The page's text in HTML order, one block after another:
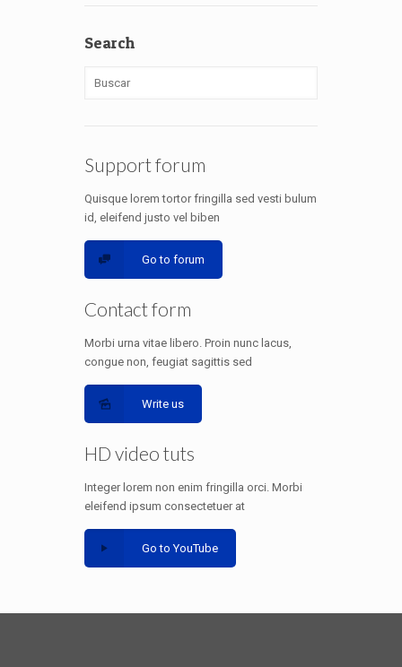
Search
Support forum
Quisque lorem tortor fringilla sed vesti bulum
id, eleifend justo vel biben
Go to forum
Contact form
Morbi urna vitae libero. Proin nunc lacus,
congue non, feugiat sagittis sed
Write us
HD video tuts
Integer lorem non enim fringilla orci. Morbi
eleifend ipsum consectetuer at
Go to YouTube